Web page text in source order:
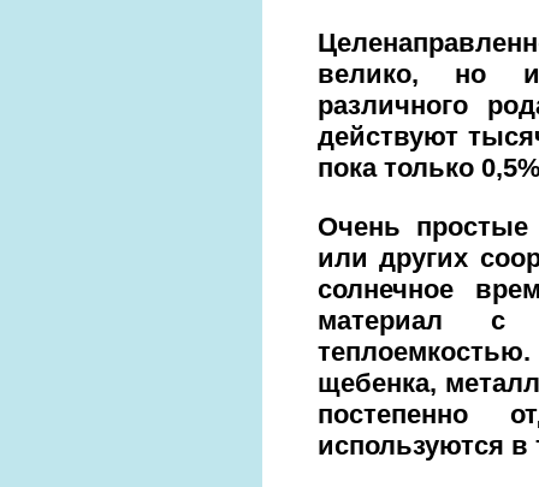
велико, но
различного
действуют
пока только
Очень простые
или других
солнечное
материал с
щебенка,
постепенно
используются в